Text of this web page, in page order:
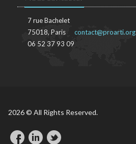
7 rue Bachelet
75018, Paris
06 52 37 93 09
contact@proarti.org
2026 © All Rights Reserved.